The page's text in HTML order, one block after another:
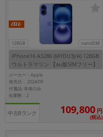
128GB nanoSIM
iPhone16 A3286 (MYDU3J/A) 128GB
ウルトラマリン 【au版SIMフリー】
メーカー：Apple
発売日： 2024/09
付属品: 本体のみ
在庫数：2
中古Bランク 109,800 円
(税込)
モニタサイズ
価格
発売日